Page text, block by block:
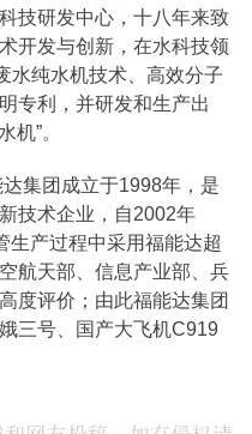
技研发中心，十八年来致
开发与创新，在水科技领
水纯水机技术、高效分子
专利，并研发和生产出
机”。
集团成立于1998年，是
技术企业，自2002年
生产过程中采用福能达超
航天部、信息产业部、兵
度评价；由此福能达集团
三号、国产大飞机C919